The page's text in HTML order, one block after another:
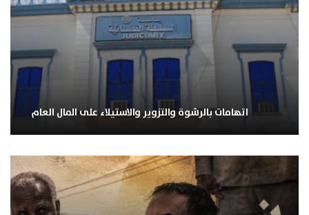
اتهامات بالرشوة والتزوير والاستيلاء على المال العام